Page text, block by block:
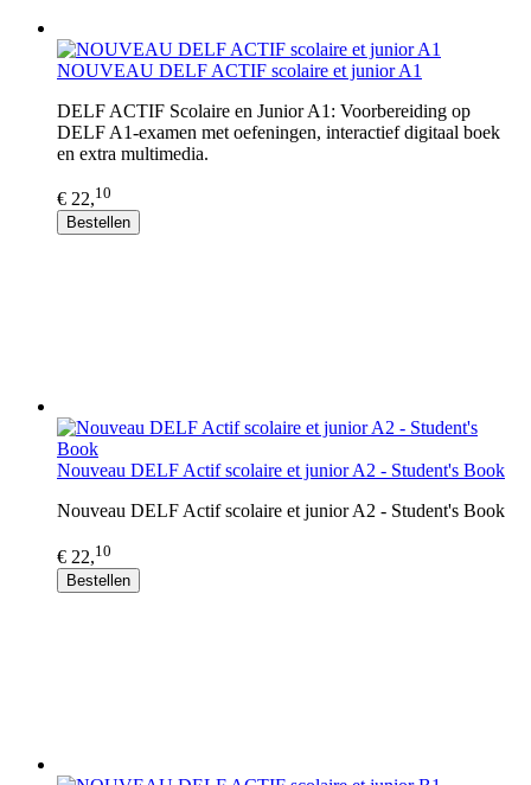
NOUVEAU DELF ACTIF scolaire et junior A1
DELF ACTIF Scolaire en Junior A1: Voorbereiding op
DELF A1-examen met oefeningen, interactief digitaal boek
en extra multimedia.
€ 22,10
Bestellen
Nouveau DELF Actif scolaire et junior A2 - Student's Book
Nouveau DELF Actif scolaire et junior A2 - Student's Book
€ 22,10
Bestellen